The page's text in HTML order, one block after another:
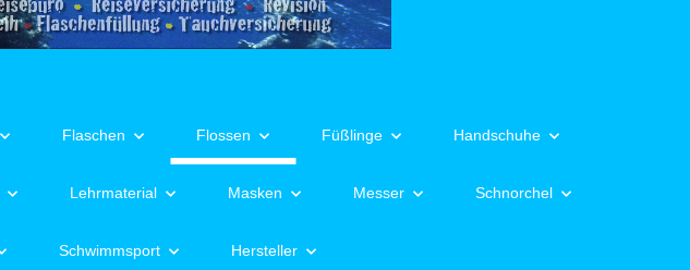
Flaschen Flossen Füßlinge Handschuhe
Lehrmaterial Masken Messer Schnorchel
Schwimmsport Hersteller